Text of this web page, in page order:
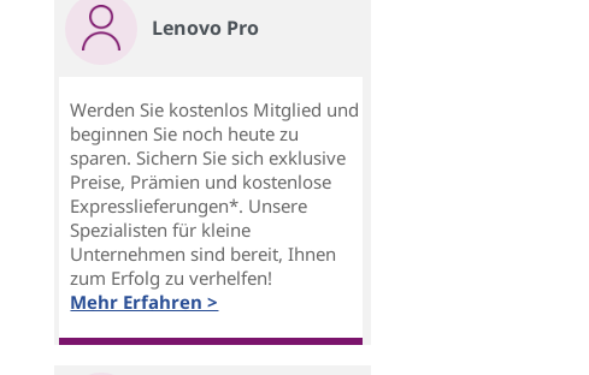
Lenovo Pro
Werden Sie kostenlos Mitglied und
beginnen Sie noch heute zu
sparen. Sichern Sie sich exklusive
Preise, Prämien und kostenlose
Expresslieferungen*. Unsere
Spezialisten für kleine
Unternehmen sind bereit, Ihnen
zum Erfolg zu verhelfen!
Mehr Erfahren >